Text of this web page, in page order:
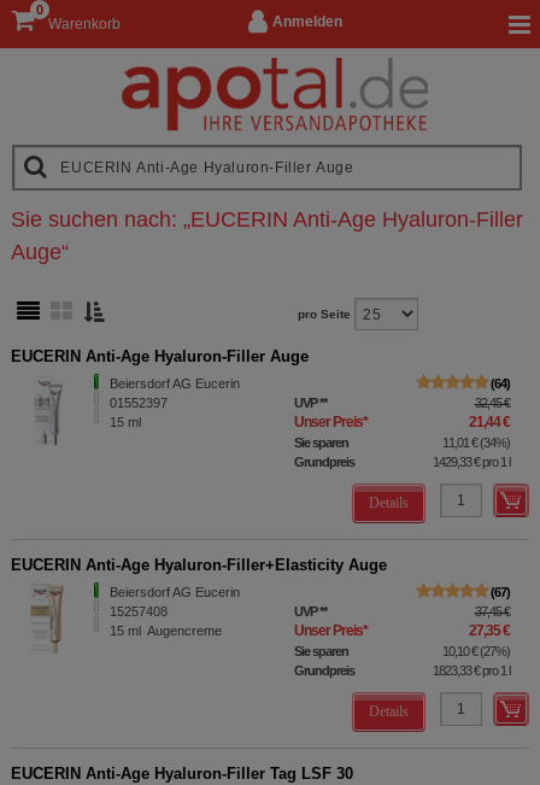
Anmelden
Warenkorb
0
Sie suchen nach: „EUCERIN Anti-Age Hyaluron-Filler
Auge“
pro Seite
EUCERIN Anti-Age Hyaluron-Filler Auge
Beiersdorf AG Eucerin
01552397
15 ml
64
UVP** 32,45 €
Unser Preis* 21,44 €
Sie sparen 11,01 €(34%)
Grundpreis
1429,33 €pro 1 l
Details
EUCERIN Anti-Age Hyaluron-Filler+Elasticity Auge
Beiersdorf AG Eucerin
15257408
15 ml Augencreme
67
UVP** 37,45 €
Unser Preis* 27,35 €
Sie sparen 10,10 €(27%)
Grundpreis
1823,33 €pro 1 l
Details
EUCERIN Anti-Age Hyaluron-Filler Tag LSF 30